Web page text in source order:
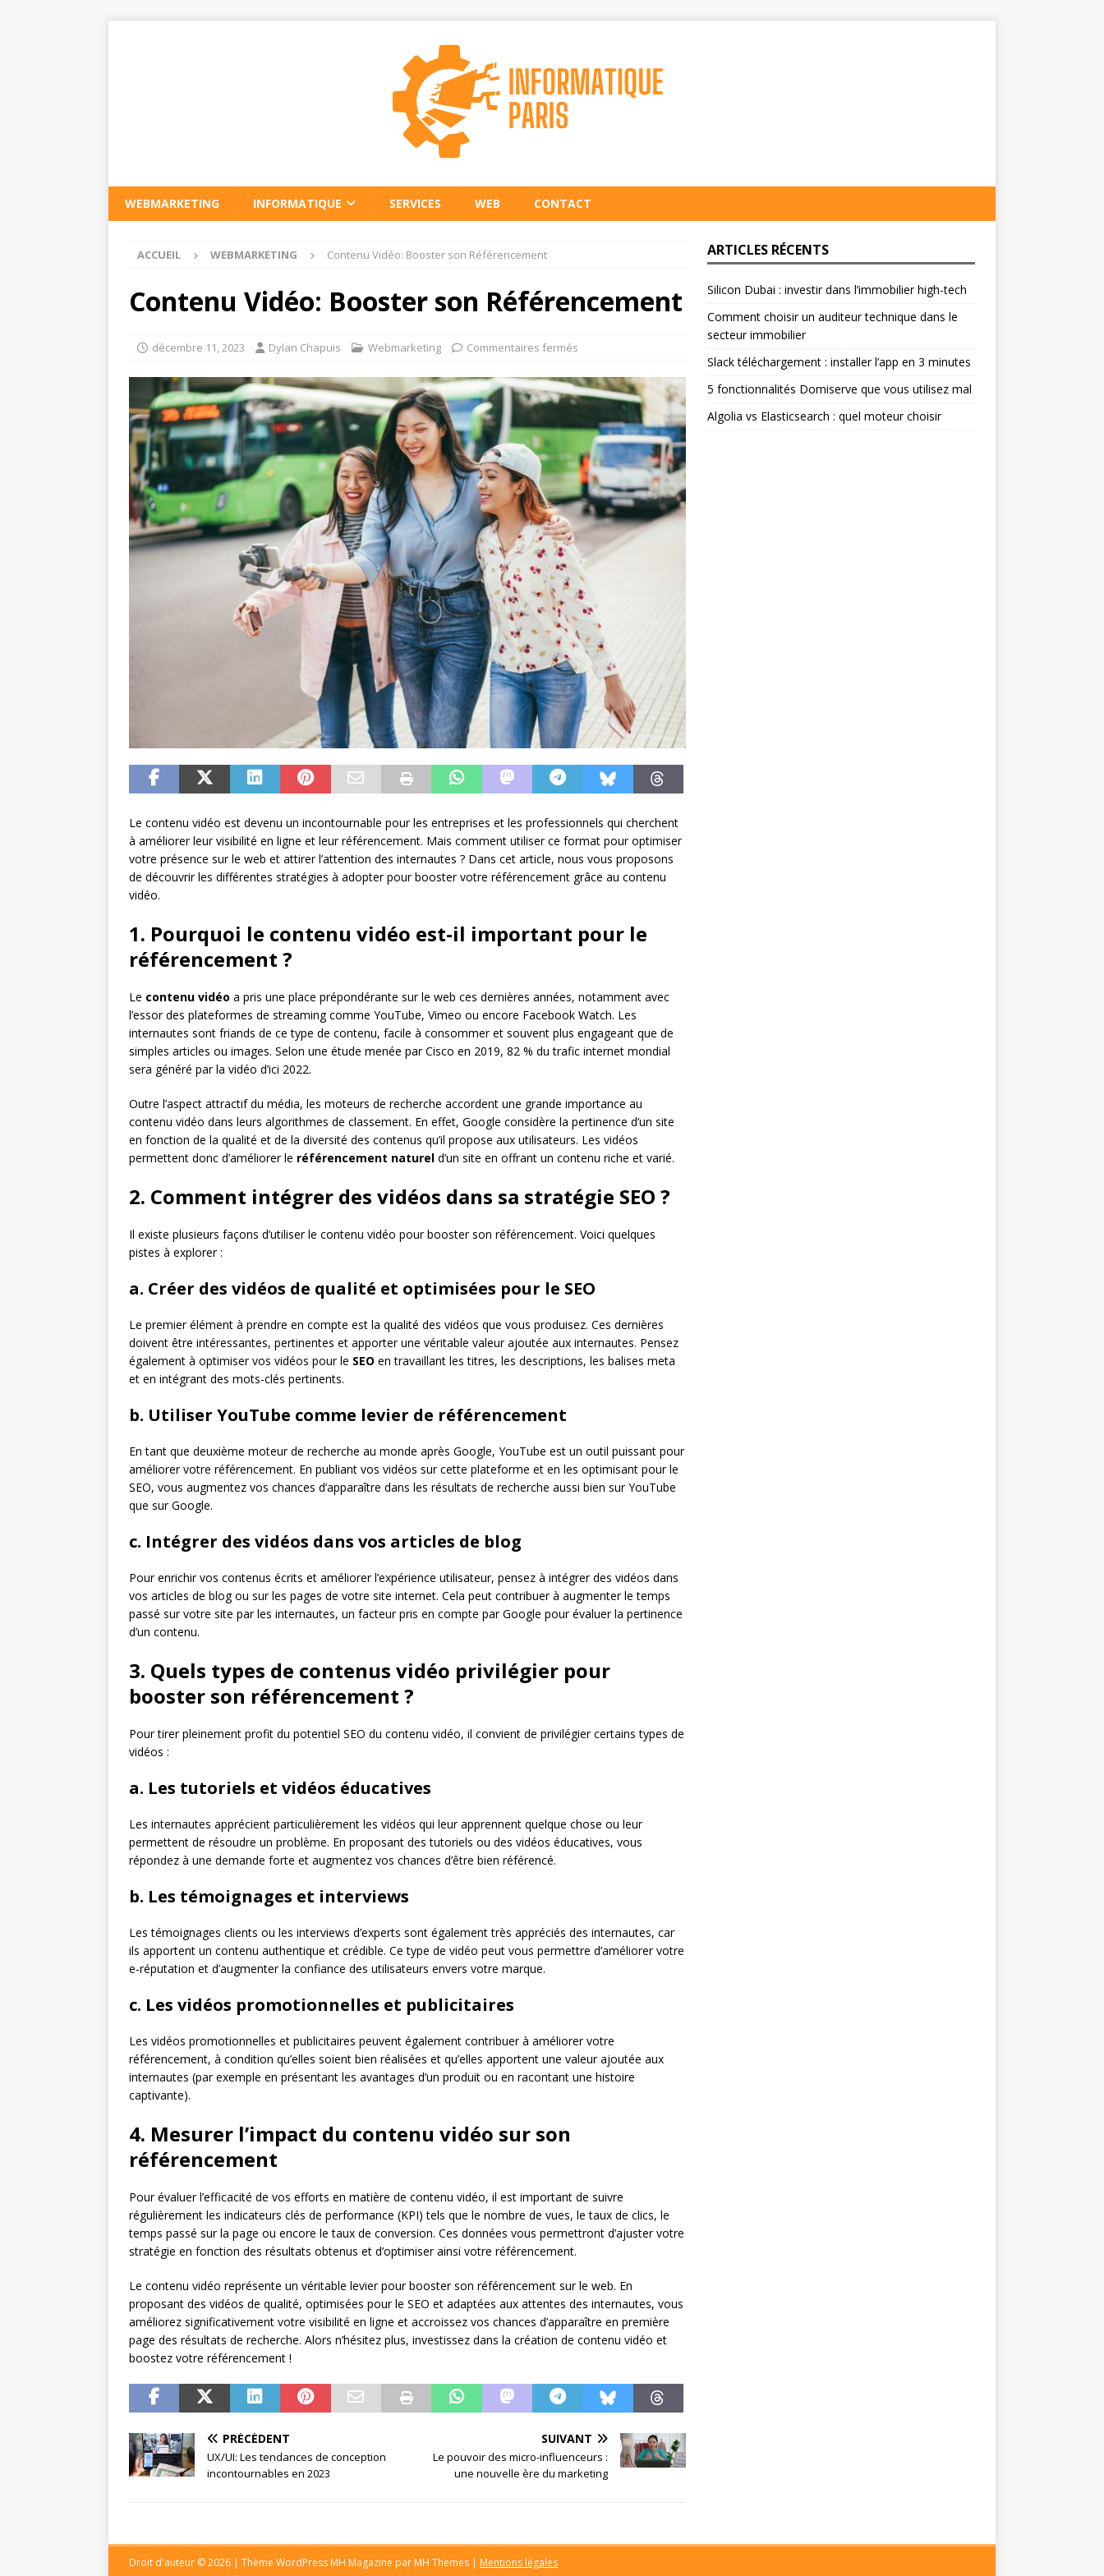
WEBMARKETING INFORMATIQUE SERVICES WEB CONTACT
ACCUEIL WEBMARKETING Contenu Vidéo: Booster son Référencement
Contenu Vidéo: Booster son Référencement
décembre 11, 2023 Dylan Chapuis Webmarketing Commentaires fermés
Le contenu vidéo est devenu un incontournable pour les entreprises et les professionnels qui cherchent
à améliorer leur visibilité en ligne et leur référencement. Mais comment utiliser ce format pour optimiser
votre présence sur le web et attirer l’attention des internautes ? Dans cet article, nous vous proposons
de découvrir les différentes stratégies à adopter pour booster votre référencement grâce au contenu
vidéo.
1. Pourquoi le contenu vidéo est-il important pour le
référencement ?
Le contenu vidéo a pris une place prépondérante sur le web ces dernières années, notamment avec
l’essor des plateformes de streaming comme YouTube, Vimeo ou encore Facebook Watch. Les
internautes sont friands de ce type de contenu, facile à consommer et souvent plus engageant que de
simples articles ou images. Selon une étude menée par Cisco en 2019, 82 % du trafic internet mondial
sera généré par la vidéo d’ici 2022.
Outre l’aspect attractif du média, les moteurs de recherche accordent une grande importance au
contenu vidéo dans leurs algorithmes de classement. En effet, Google considère la pertinence d’un site
en fonction de la qualité et de la diversité des contenus qu’il propose aux utilisateurs. Les vidéos
permettent donc d’améliorer le référencement naturel d’un site en offrant un contenu riche et varié.
2. Comment intégrer des vidéos dans sa stratégie SEO ?
Il existe plusieurs façons d’utiliser le contenu vidéo pour booster son référencement. Voici quelques
pistes à explorer :
a. Créer des vidéos de qualité et optimisées pour le SEO
Le premier élément à prendre en compte est la qualité des vidéos que vous produisez. Ces dernières
doivent être intéressantes, pertinentes et apporter une véritable valeur ajoutée aux internautes. Pensez
également à optimiser vos vidéos pour le SEO en travaillant les titres, les descriptions, les balises meta
et en intégrant des mots-clés pertinents.
b. Utiliser YouTube comme levier de référencement
En tant que deuxième moteur de recherche au monde après Google, YouTube est un outil puissant pour
améliorer votre référencement. En publiant vos vidéos sur cette plateforme et en les optimisant pour le
SEO, vous augmentez vos chances d’apparaître dans les résultats de recherche aussi bien sur YouTube
que sur Google.
c. Intégrer des vidéos dans vos articles de blog
Pour enrichir vos contenus écrits et améliorer l’expérience utilisateur, pensez à intégrer des vidéos dans
vos articles de blog ou sur les pages de votre site internet. Cela peut contribuer à augmenter le temps
passé sur votre site par les internautes, un facteur pris en compte par Google pour évaluer la pertinence
d’un contenu.
3. Quels types de contenus vidéo privilégier pour
booster son référencement ?
Pour tirer pleinement profit du potentiel SEO du contenu vidéo, il convient de privilégier certains types de
vidéos :
a. Les tutoriels et vidéos éducatives
Les internautes apprécient particulièrement les vidéos qui leur apprennent quelque chose ou leur
permettent de résoudre un problème. En proposant des tutoriels ou des vidéos éducatives, vous
répondez à une demande forte et augmentez vos chances d’être bien référencé.
b. Les témoignages et interviews
Les témoignages clients ou les interviews d’experts sont également très appréciés des internautes, car
ils apportent un contenu authentique et crédible. Ce type de vidéo peut vous permettre d’améliorer votre
e-réputation et d’augmenter la confiance des utilisateurs envers votre marque.
c. Les vidéos promotionnelles et publicitaires
Les vidéos promotionnelles et publicitaires peuvent également contribuer à améliorer votre
référencement, à condition qu’elles soient bien réalisées et qu’elles apportent une valeur ajoutée aux
internautes (par exemple en présentant les avantages d’un produit ou en racontant une histoire
captivante).
4. Mesurer l’impact du contenu vidéo sur son
référencement
Pour évaluer l’efficacité de vos efforts en matière de contenu vidéo, il est important de suivre
régulièrement les indicateurs clés de performance (KPI) tels que le nombre de vues, le taux de clics, le
temps passé sur la page ou encore le taux de conversion. Ces données vous permettront d’ajuster votre
stratégie en fonction des résultats obtenus et d’optimiser ainsi votre référencement.
Le contenu vidéo représente un véritable levier pour booster son référencement sur le web. En
proposant des vidéos de qualité, optimisées pour le SEO et adaptées aux attentes des internautes, vous
améliorez significativement votre visibilité en ligne et accroissez vos chances d’apparaître en première
page des résultats de recherche. Alors n’hésitez plus, investissez dans la création de contenu vidéo et
boostez votre référencement !
PRÉCÉDENT
UX/UI: Les tendances de conception
incontournables en 2023
SUIVANT
Le pouvoir des micro-influenceurs :
une nouvelle ère du marketing
ARTICLES RÉCENTS
Silicon Dubai : investir dans l’immobilier high-tech
Comment choisir un auditeur technique dans le
secteur immobilier
Slack téléchargement : installer l’app en 3 minutes
5 fonctionnalités Domiserve que vous utilisez mal
Algolia vs Elasticsearch : quel moteur choisir
Droit d'auteur © 2026 | Thème WordPress MH Magazine par MH Themes | Mentions légales